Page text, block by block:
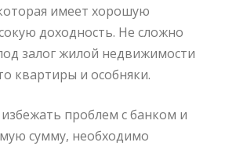
имеет хорошую
доходность. Не сложно
залог жилой недвижимости
квартиры и особняки.
проблем с банком и
сумму, необходимо